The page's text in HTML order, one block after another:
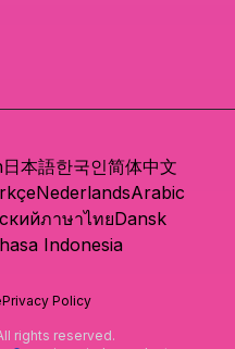
日本語한국인简体中文
NederlandsArabic
ภาษาไทยDansk
Indonesia
Privacy Policy
rights reserved.